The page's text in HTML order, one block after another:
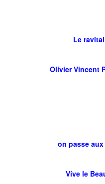
Le
Olivier Vincent
on passe
Vive le